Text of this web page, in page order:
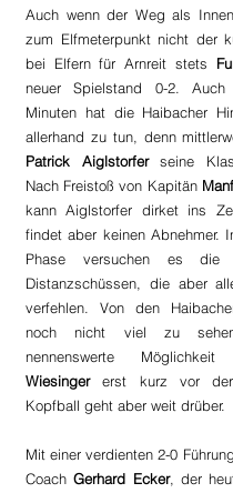
Auch wenn der Weg als
zum Elfmeterpunkt nicht der
bei Elfern für Arnreit stets
neuer Spielstand 0-2.
Minuten hat die Haibacher
Patrick Aiglstorfer seine
Nach Freistoß von Kapitän
kann Aiglstorfer dirket ins
findet aber keinen Abnehmer.
Phase versuchen es die
Distanzschüssen, die aber
verfehlen. Von den
noch nicht viel zu
nennenswerte
Wiesinger erst kurz vor der
Kopfball geht aber weit drüber.
Mit einer verdienten 2-0
Coach Gerhard Ecker, der